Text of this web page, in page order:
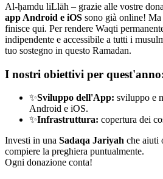
Al-ḥamdu liLlāh – grazie alle vostre
app Android e iOS sono già online!
finisce qui. Per rendere Waqti
indipendente e accessibile a tutti i
tuo sostegno in questo Ramadan.
I nostri obiettivi per
✨Sviluppo dell'App: sviluppo e
Android e iOS.
✨Infrastruttura: copertura dei
Investi in una Sadaqa Jariyah che aiuti
compiere la preghiera puntualmente.
Ogni donazione conta!